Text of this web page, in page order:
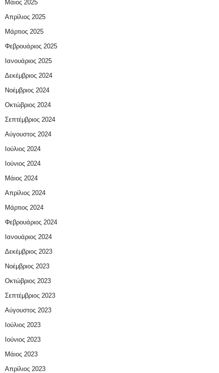
Μάιος 2025
Απρίλιος 2025
Μάρτιος 2025
Φεβρουάριος 2025
Ιανουάριος 2025
Δεκέμβριος 2024
Νοέμβριος 2024
Οκτώβριος 2024
Σεπτέμβριος 2024
Αύγουστος 2024
Ιούλιος 2024
Ιούνιος 2024
Μάιος 2024
Απρίλιος 2024
Μάρτιος 2024
Φεβρουάριος 2024
Ιανουάριος 2024
Δεκέμβριος 2023
Νοέμβριος 2023
Οκτώβριος 2023
Σεπτέμβριος 2023
Αύγουστος 2023
Ιούλιος 2023
Ιούνιος 2023
Μάιος 2023
Απρίλιος 2023